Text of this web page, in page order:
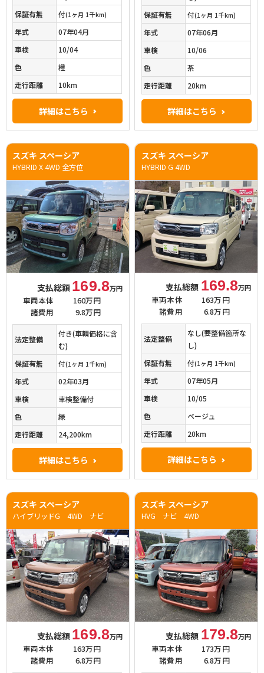
保証有無
付(1ヶ月 1千km)
年式
07年04月
車検
10/04
色
橙
走行距離
10km
詳細はこちら
保証有無
付(1ヶ月 1千km)
年式
07年06月
車検
10/06
色
茶
走行距離
20km
詳細はこちら
スズキ スペーシア
HYBRID X 4WD 全方位
支払総額 169.8万円
車両本体
160万円
諸費用
9.8万円
法定整備
付き(車輌価格に含
む)
保証有無
付(1ヶ月 1千km)
年式
02年03月
車検
車検整備付
色
緑
走行距離
24,200km
詳細はこちら
スズキ スペーシア
HYBRID G 4WD
支払総額 169.8万円
車両本体
163万円
諸費用
6.8万円
法定整備
なし(要整備箇所な
し)
保証有無
付(1ヶ月 1千km)
年式
07年05月
車検
10/05
色
ベージュ
走行距離
20km
詳細はこちら
スズキ スペーシア
ハイブリッドG 4WD ナビ
支払総額 169.8万円
車両本体
163万円
諸費用
6.8万円
スズキ スペーシア
HVG ナビ 4WD
支払総額 179.8万円
車両本体
173万円
諸費用
6.8万円